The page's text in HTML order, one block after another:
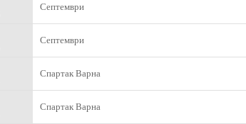
Септември
Септември
Спартак Варна
Спартак Варна